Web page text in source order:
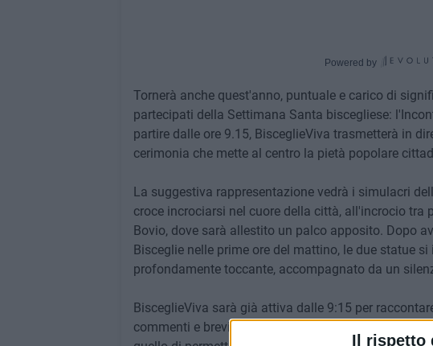
Il rispetto
Powered by
Tornerà anche quest'anno, puntuale e carico di
partecipati della Settimana Santa biscegliese:
partire dalle ore 9.15, BisceglieViva trasmetterà in
cerimonia che mette al centro la pietà popolare
La suggestiva rappresentazione vedrà i simulacri
croce incrociarsi nel cuore della città, all'incrocio tra
Bovio, dove sarà allestito un palco apposito. Dopo
Bisceglie nelle prime ore del mattino, le due statue
profondamente toccante, accompagnato da un
BisceglieViva sarà già attiva dalle 9:15 per
commenti e brevi interventi che coinvolgeranno